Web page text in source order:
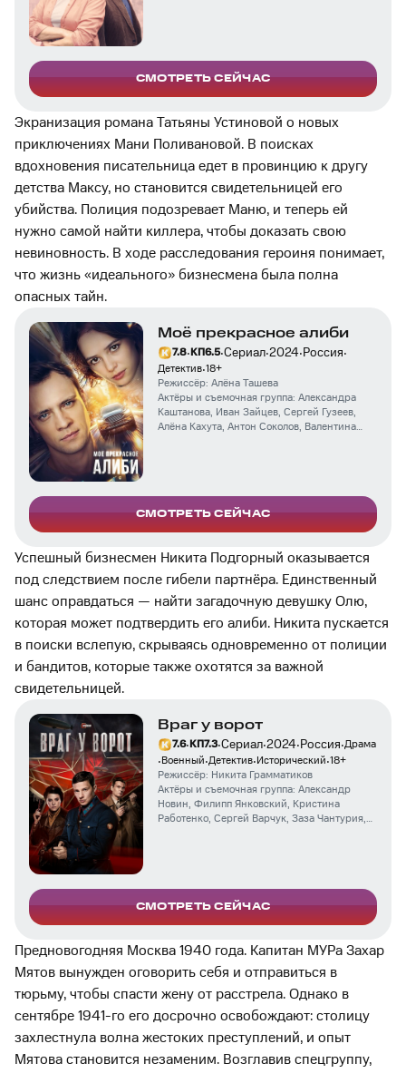
СМОТРЕТЬ СЕЙЧАС
Экранизация романа Татьяны Устиновой о новых
приключениях Мани Поливановой. В поисках
вдохновения писательница едет в провинцию к другу
детства Максу, но становится свидетельницей его
убийства. Полиция подозревает Маню, и теперь ей
нужно самой найти киллера, чтобы доказать свою
невиновность. В ходе расследования героиня понимает,
что жизнь «идеального» бизнесмена была полна
опасных тайн.
Моё прекрасное алиби
7.8·КП6.5·Сериал·2024·Россия·
Детектив·18+
Режиссёр: Алёна Ташева
Актёры и съемочная группа: Александра
Каштанова, Иван Зайцев, Сергей Гузеев,
Алёна Кахута, Антон Соколов, Валентина
СМОТРЕТЬ СЕЙЧАС
Успешный бизнесмен Никита Подгорный оказывается
под следствием после гибели партнёра. Единственный
шанс оправдаться — найти загадочную девушку Олю,
которая может подтвердить его алиби. Никита пускается
в поиски вслепую, скрываясь одновременно от полиции
и бандитов, которые также охотятся за важной
свидетельницей.
Враг у ворот
7.6·КП7.3·Сериал·2024·Россия·Драма
·Военный·Детектив·Исторический·18+
Режиссёр: Никита Грамматиков
Актёры и съемочная группа: Александр
Новин, Филипп Янковский, Кристина
Работенко, Сергей Варчук, Заза Чантурия,
СМОТРЕТЬ СЕЙЧАС
Предновогодняя Москва 1940 года. Капитан МУРа Захар
Мятов вынужден оговорить себя и отправиться в
тюрьму, чтобы спасти жену от расстрела. Однако в
сентябре 1941-го его досрочно освобождают: столицу
захлестнула волна жестоких преступлений, и опыт
Мятова становится незаменим. Возглавив спецгруппу,